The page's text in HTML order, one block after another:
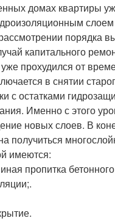
домах квартиры
порядка
капитального
прохудился от
в снятии
с остатками
Именно с этого
новых слоев. В
получиться
имеются:
пропитка